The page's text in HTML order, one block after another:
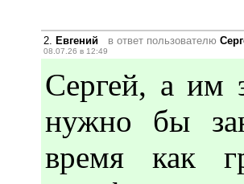
2. Евгений в ответ пользователю
08.07.26 в 12:49
Сергей, а им
нужно бы
время как